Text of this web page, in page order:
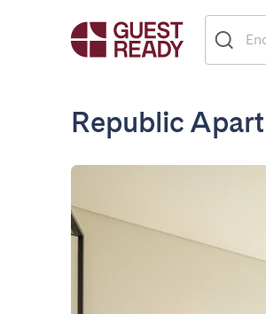
Republic